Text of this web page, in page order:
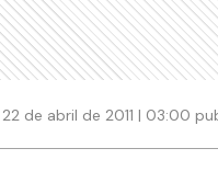
22 de abril de 2011 | 03:00